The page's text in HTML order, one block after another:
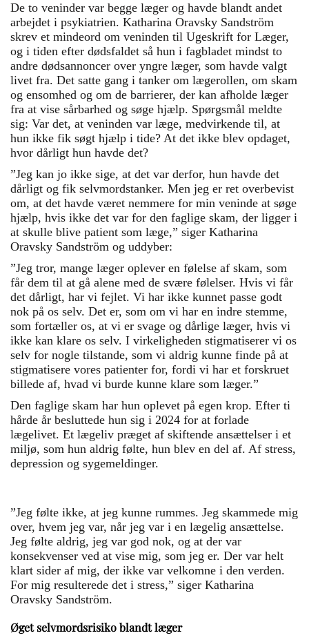
De to veninder var begge læger og havde blandt andet
arbejdet i psykiatrien. Katharina Oravsky Sandström
skrev et mindeord om veninden til Ugeskrift for Læger,
og i tiden efter dødsfaldet så hun i fagbladet mindst to
andre dødsannoncer over yngre læger, som havde valgt
livet fra. Det satte gang i tanker om lægerollen, om skam
og ensomhed og om de barrierer, der kan afholde læger
fra at vise sårbarhed og søge hjælp. Spørgsmål meldte
sig: Var det, at veninden var læge, medvirkende til, at
hun ikke fik søgt hjælp i tide? At det ikke blev opdaget,
hvor dårligt hun havde det?
”Jeg kan jo ikke sige, at det var derfor, hun havde det
dårligt og fik selvmordstanker. Men jeg er ret overbevist
om, at det havde været nemmere for min veninde at søge
hjælp, hvis ikke det var for den faglige skam, der ligger i
at skulle blive patient som læge,” siger Katharina
Oravsky Sandström og uddyber:
”Jeg tror, mange læger oplever en følelse af skam, som
får dem til at gå alene med de svære følelser. Hvis vi får
det dårligt, har vi fejlet. Vi har ikke kunnet passe godt
nok på os selv. Det er, som om vi har en indre stemme,
som fortæller os, at vi er svage og dårlige læger, hvis vi
ikke kan klare os selv. I virkeligheden stigmatiserer vi os
selv for nogle tilstande, som vi aldrig kunne finde på at
stigmatisere vores patienter for, fordi vi har et forskruet
billede af, hvad vi burde kunne klare som læger.”
Den faglige skam har hun oplevet på egen krop. Efter ti
hårde år besluttede hun sig i 2024 for at forlade
lægelivet. Et lægeliv præget af skiftende ansættelser i et
miljø, som hun aldrig følte, hun blev en del af. Af stress,
depression og sygemeldinger.
”Jeg følte ikke, at jeg kunne rummes. Jeg skammede mig
over, hvem jeg var, når jeg var i en lægelig ansættelse.
Jeg følte aldrig, jeg var god nok, og at der var
konsekvenser ved at vise mig, som jeg er. Der var helt
klart sider af mig, der ikke var velkomne i den verden.
For mig resulterede det i stress,” siger Katharina
Oravsky Sandström.
Øget selvmordsrisiko blandt læger